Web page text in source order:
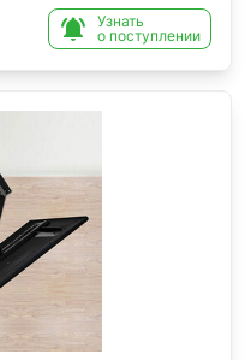

Узнать
о поступлении